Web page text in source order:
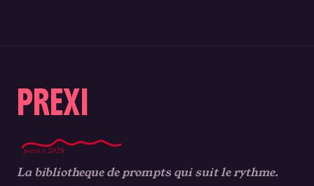
PREXI
prexi x 2026
La bibliotheque de prompts qui suit le rythme.